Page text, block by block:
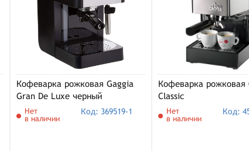
Кофеварка рожковая Gaggia
Gran De Luxe черный
Нет
в наличии
Код: 369519-1
Кофеварка рожковая
Classic
Нет
в наличии
Код: